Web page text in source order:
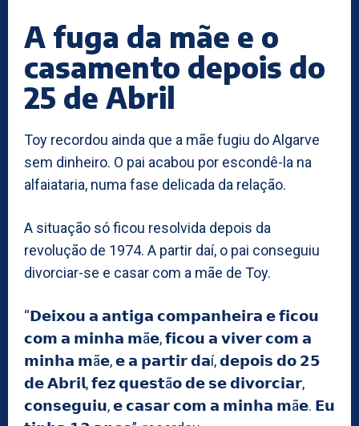
A fuga da mãe e o
casamento depois do
25 de Abril
Toy recordou ainda que a mãe fugiu do Algarve
sem dinheiro. O pai acabou por escondê-la na
alfaiataria, numa fase delicada da relação.
A situação só ficou resolvida depois da
revolução de 1974. A partir daí, o pai conseguiu
divorciar-se e casar com a mãe de Toy.
“𝗗𝗲𝗶𝘅𝗼𝘂 𝗮 𝗮𝗻𝘁𝗶𝗴𝗮 𝗰𝗼𝗺𝗽𝗮𝗻𝗵𝗲𝗶𝗿𝗮 𝗲 𝗳𝗶𝗰𝗼𝘂
𝗰𝗼𝗺 𝗮 𝗺𝗶𝗻𝗵𝗮 𝗺ã𝗲, 𝗳𝗶𝗰𝗼𝘂 𝗮 𝘃𝗶𝘃𝗲𝗿 𝗰𝗼𝗺 𝗮
𝗺𝗶𝗻𝗵𝗮 𝗺ã𝗲, 𝗲 𝗮 𝗽𝗮𝗿𝘁𝗶𝗿 𝗱𝗮í, 𝗱𝗲𝗽𝗼𝗶𝘀 𝗱𝗼 𝟮𝟱
𝗱𝗲 𝗔𝗯𝗿𝗶𝗹, 𝗳𝗲𝘇 𝗾𝘂𝗲𝘀𝘁ã𝗼 𝗱𝗲 𝘀𝗲 𝗱𝗶𝘃𝗼𝗿𝗰𝗶𝗮𝗿,
𝗰𝗼𝗻𝘀𝗲𝗴𝘂𝗶𝘂, 𝗲 𝗰𝗮𝘀𝗮𝗿 𝗰𝗼𝗺 𝗮 𝗺𝗶𝗻𝗵𝗮 𝗺ã𝗲. 𝗘𝘂